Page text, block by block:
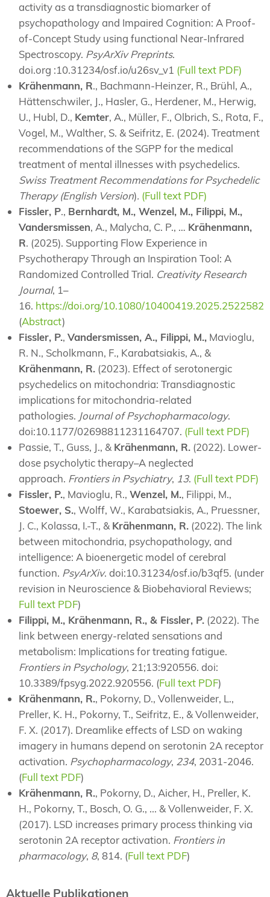
activity as a transdiagnostic biomarker of
psychopathology and Impaired Cognition: A Proof-
of-Concept Study using functional Near-Infrared
Spectroscopy. PsyArXiv Preprints.
doi.org :10.31234/osf.io/u26sv_v1 (Full text PDF)
Krähenmann, R., Bachmann-Heinzer, R., Brühl, A.,
Hättenschwiler, J., Hasler, G., Herdener, M., Herwig,
U., Hubl, D., Kemter, A., Müller, F., Olbrich, S., Rota, F.,
Vogel, M., Walther, S. & Seifritz, E. (2024). Treatment
recommendations of the SGPP for the medical
treatment of mental illnesses with psychedelics.
Swiss Treatment Recommendations for Psychedelic
Therapy (English Version). (Full text PDF)
Fissler, P., Bernhardt, M., Wenzel, M., Filippi, M.,
Vandersmissen, A., Malycha, C. P., … Krähenmann,
R. (2025). Supporting Flow Experience in
Psychotherapy Through an Inspiration Tool: A
Randomized Controlled Trial. Creativity Research
Journal, 1–
16. https://doi.org/10.1080/10400419.2025.2522582
(Abstract)
Fissler, P., Vandersmissen, A., Filippi, M., Mavioglu,
R. N., Scholkmann, F., Karabatsiakis, A., &
Krähenmann, R. (2023). Effect of serotonergic
psychedelics on mitochondria: Transdiagnostic
implications for mitochondria-related
pathologies. Journal of Psychopharmacology.
doi:10.1177/02698811231164707. (Full text PDF)
Passie, T., Guss, J., & Krähenmann, R. (2022). Lower-
dose psycholytic therapy–A neglected
approach. Frontiers in Psychiatry, 13. (Full text PDF)
Fissler, P., Mavioglu, R., Wenzel, M., Filippi, M.,
Stoewer, S., Wolff, W., Karabatsiakis, A., Pruessner,
J. C., Kolassa, I.-T., & Krähenmann, R. (2022). The link
between mitochondria, psychopathology, and
intelligence: A bioenergetic model of cerebral
function. PsyArXiv. doi:10.31234/osf.io/b3qf5. (under
revision in Neuroscience & Biobehavioral Reviews;
Full text PDF)
Filippi, M., Krähenmann, R., & Fissler, P. (2022). The
link between energy-related sensations and
metabolism: Implications for treating fatigue.
Frontiers in Psychology, 21;13:920556. doi:
10.3389/fpsyg.2022.920556. (Full text PDF)
Krähenmann, R., Pokorny, D., Vollenweider, L.,
Preller, K. H., Pokorny, T., Seifritz, E., & Vollenweider,
F. X. (2017). Dreamlike effects of LSD on waking
imagery in humans depend on serotonin 2A receptor
activation. Psychopharmacology, 234, 2031-2046.
(Full text PDF)
Krähenmann, R., Pokorny, D., Aicher, H., Preller, K.
H., Pokorny, T., Bosch, O. G., ... & Vollenweider, F. X.
(2017). LSD increases primary process thinking via
serotonin 2A receptor activation. Frontiers in
pharmacology, 8, 814. (Full text PDF)
Aktuelle Publikationen